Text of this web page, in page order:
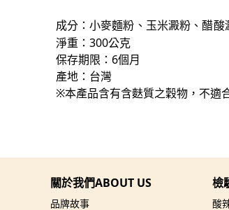
成分： 小麥麵粉、玉米澱粉、醋
淨重：300公克
保存期限：6個月
產地：台灣
※本產品含有含麩質之穀物，不適
關於我們ABOUT US
品牌故事
檢
酸